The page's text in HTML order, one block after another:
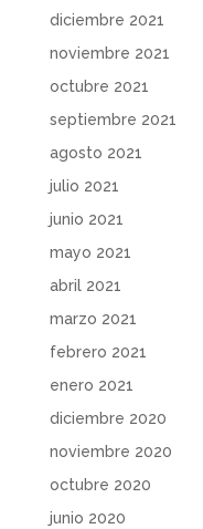
diciembre 2021
noviembre 2021
octubre 2021
septiembre 2021
agosto 2021
julio 2021
junio 2021
mayo 2021
abril 2021
marzo 2021
febrero 2021
enero 2021
diciembre 2020
noviembre 2020
octubre 2020
junio 2020